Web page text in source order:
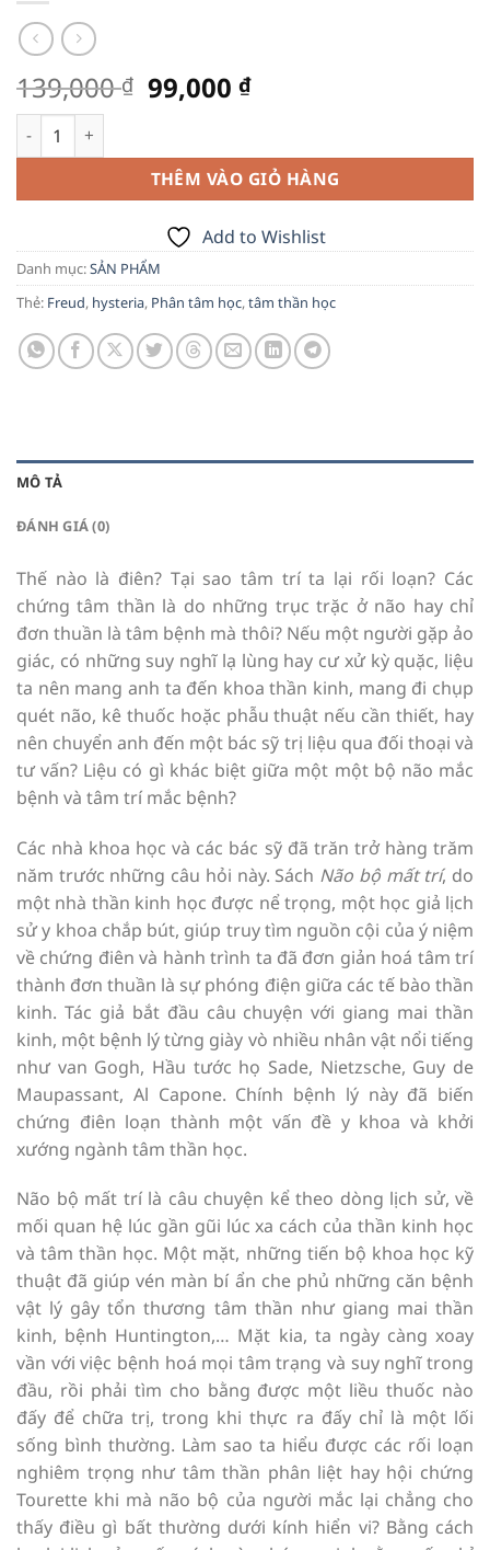
139,000₫ Giá
gốc
139,000 ₫.
99,000₫Giá
là:
99,000 ₫.
Não bộ mất trí số lượng
THÊM VÀO GIỎ HÀNG
Add to Wishlist
Danh mục:SẢN PHẨM
Thẻ: Freud, hysteria, Phân tâm học,tâm thần học
MÔ TẢ
ĐÁNH GIÁ (0)
Thế nào là điên? Tại sao tâm trí ta lại rối loạn? Các
chứng tâm thần là do những trục trặc ở não hay chỉ
đơn thuần là tâm bệnh mà thôi? Nếu một người gặp ảo
giác, có những suy nghĩ lạ lùng hay cư xử kỳ quặc, liệu
ta nên mang anh ta đến khoa thần kinh, mang đi chụp
quét não, kê thuốc hoặc phẫu thuật nếu cần thiết, hay
nên chuyển anh đến một bác sỹ trị liệu qua đối thoại và
tư vấn? Liệu có gì khác biệt giữa một một bộ não mắc
bệnh và tâm trí mắc bệnh?
Các nhà khoa học và các bác sỹ đã trăn trở hàng trăm
năm trước những câu hỏi này. Sách Não bộ mất trí, do
một nhà thần kinh học được nể trọng, một học giả lịch
sử y khoa chắp bút, giúp truy tìm nguồn cội của ý niệm
về chứng điên và hành trình ta đã đơn giản hoá tâm trí
thành đơn thuần là sự phóng điện giữa các tế bào thần
kinh. Tác giả bắt đầu câu chuyện với giang mai thần
kinh, một bệnh lý từng giày vò nhiều nhân vật nổi tiếng
như van Gogh, Hầu tước họ Sade, Nietzsche, Guy de
Maupassant, Al Capone. Chính bệnh lý này đã biến
chứng điên loạn thành một vấn đề y khoa và khởi
xướng ngành tâm thần học.
Não bộ mất trí là câu chuyện kể theo dòng lịch sử, về
mối quan hệ lúc gần gũi lúc xa cách của thần kinh học
và tâm thần học. Một mặt, những tiến bộ khoa học kỹ
thuật đã giúp vén màn bí ẩn che phủ những căn bệnh
vật lý gây tổn thương tâm thần như giang mai thần
kinh, bệnh Huntington,… Mặt kia, ta ngày càng xoay
vần với việc bệnh hoá mọi tâm trạng và suy nghĩ trong
đầu, rồi phải tìm cho bằng được một liều thuốc nào
đấy để chữa trị, trong khi thực ra đấy chỉ là một lối
sống bình thường. Làm sao ta hiểu được các rối loạn
nghiêm trọng như tâm thần phân liệt hay hội chứng
Tourette khi mà não bộ của người mắc lại chẳng cho
thấy điều gì bất thường dưới kính hiển vi? Bằng cách